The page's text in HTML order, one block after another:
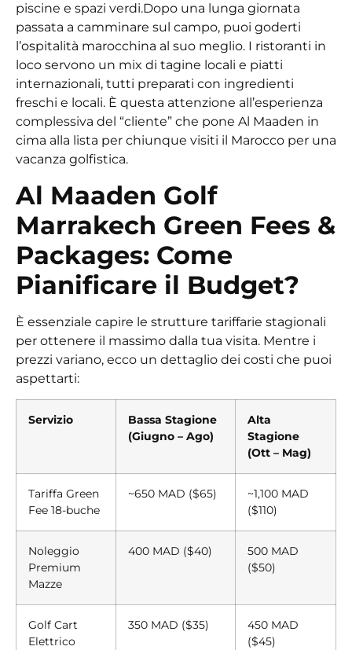
piscine e spazi verdi.Dopo una lunga giornata
passata a camminare sul campo, puoi goderti
l’ospitalità marocchina al suo meglio. I ristoranti in
loco servono un mix di tagine locali e piatti
internazionali, tutti preparati con ingredienti
freschi e locali. È questa attenzione all’esperienza
complessiva del “cliente” che pone Al Maaden in
cima alla lista per chiunque visiti il Marocco per una
vacanza golfistica.
Al Maaden Golf
Marrakech Green Fees &
Packages: Come
Pianificare il Budget?
È essenziale capire le strutture tariffarie stagionali
per ottenere il massimo dalla tua visita. Mentre i
prezzi variano, ecco un dettaglio dei costi che puoi
aspettarti:
Servizio
Bassa Stagione
(Giugno – Ago)
Alta
Stagione
(Ott – Mag)
Tariffa Green
Fee 18-buche
~650 MAD ($65)
~1,100 MAD
($110)
Noleggio
Premium
Mazze
400 MAD ($40)
500 MAD
($50)
Golf Cart
Elettrico
350 MAD ($35)
450 MAD
($45)